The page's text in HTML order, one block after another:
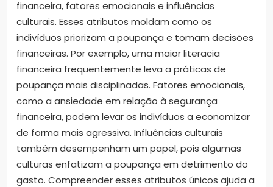
financeira, fatores emocionais e influências
culturais. Esses atributos moldam como os
indivíduos priorizam a poupança e tomam decisões
financeiras. Por exemplo, uma maior literacia
financeira frequentemente leva a práticas de
poupança mais disciplinadas. Fatores emocionais,
como a ansiedade em relação à segurança
financeira, podem levar os indivíduos a economizar
de forma mais agressiva. Influências culturais
também desempenham um papel, pois algumas
culturas enfatizam a poupança em detrimento do
gasto. Compreender esses atributos únicos ajuda a